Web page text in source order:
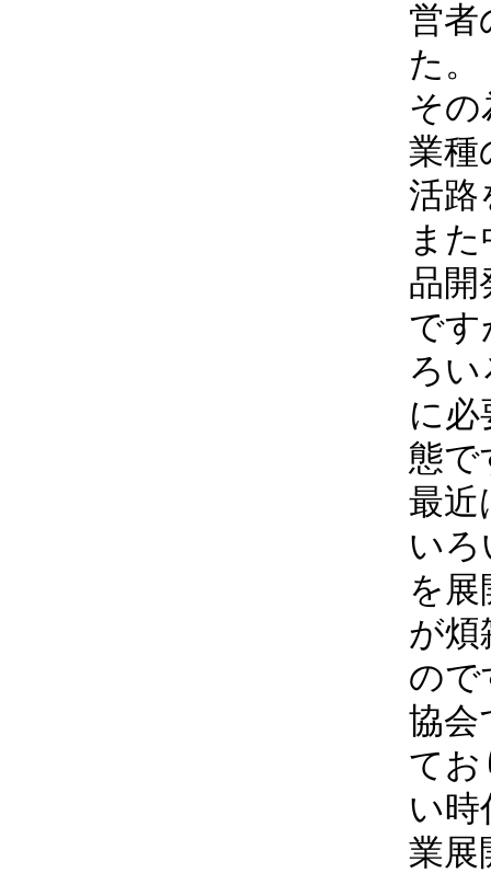
営者
た。
その
業種
活路
ま
品開
です
ろ
に
態で
最近
いろ
を
が煩
ので
協会
てお
い時
業展